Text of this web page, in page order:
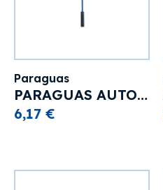
Paraguas
PARAGUAS AUTOMÁTICO "BRITISH"
6,17 €